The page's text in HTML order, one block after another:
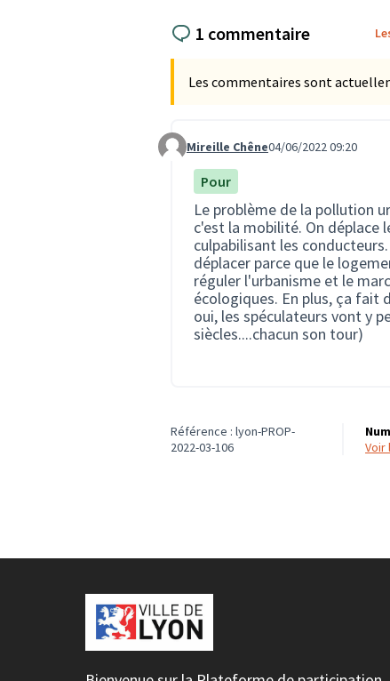
1 commentaire
Les commentaires sont
Commentaire 1187
Mireille Chêne04/06/2022 09:20
Pour
Le problème de la pollution
c'est la mobilité. On déplace
culpabilisant les
déplacer parce que le
réguler l'urbanisme et le
écologiques. En plus, ça fait
oui, les spéculateurs vont y
siècles....chacun son tour)
Référence : lyon-PROP-
2022-03-106